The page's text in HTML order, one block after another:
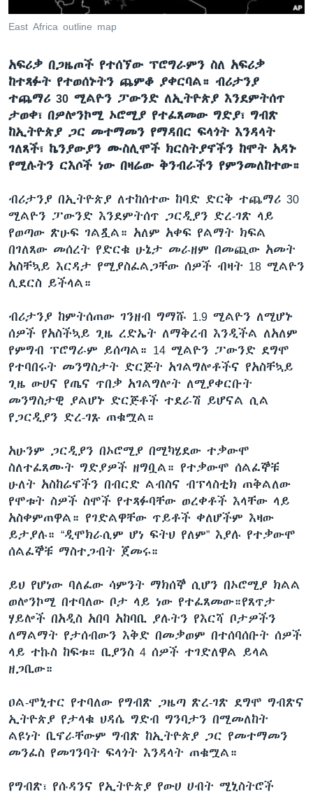
East Africa outline map
አፍሪቃ በጋዜጦች የተሰኘው ፕሮግራምን ስለ አፍሪቃ
ከተጻፉት የተወሰኑትን ጨምቆ ያቀርባል። ብሪታንያ
ተጨማሪ 30 ሚልዮን ፓውንድ ለኢትዮጵያ እንደምትሰጥ
ታወቀ፣ በዎሎንኮሚ ኦሮሚያ የተፈጸመው ግድያ፣ ግብጽ
ከኢትዮጵያ ጋር መተማመን የማዳበር ፍላጎት እንዳላት
ገለጸች፣ ኬንያውያን ሙስሊሞች ክርስትያኖችን ከሞት አዳኑ
የሚሉትን ርእሶች ነው በዛሬው ቅንብራችን የምንመለከተው።
ብሪታንያ በኢትዮጵያ ለተከሰተው ከባድ ድርቅ ተጨማሪ 30
ሚልዮን ፓውንድ እንደምትሰጥ ጋርዲያን ድረ-ገጽ ላይ
የወጣው ጽሁፍ ገልጿል። አለም አቀፍ የልማት ክፍል
በገለጸው መሰረት የድርቁ ሁኔታ መራዘም በመጪው አመት
አስቸኳይ እርዳታ የሚያስፈልጋቸው ሰዎች ብዛት 18 ሚልዮን
ሊደርስ ይችላል።
ብሪታንያ ከምትሰጠው ገንዘብ ግማሹ 1.9 ሚልዮን ለሚሆኑ
ሰዎች የአስችኳይ ጊዜ ረድኤት ለማቅረብ እንዲችል ለአለም
የምግብ ፕሮግራም ይሰጣል። 14 ሚልዮን ፓውንድ ደግሞ
የተባበሩት መንግስታት ድርጅት አገልግሎቶችና የአስቸኳይ
ጊዜ ውሀና የጤና ጥበቃ አገልግሎት ለሚያቀርቡት
መንግስታዊ ያልሆኑ ድርጅቶች ተደራሽ ይሆናል ሲል
የጋርዲያን ድረ-ገጹ ጠቁሟል።
አሁንም ጋርዲያን በኦሮሚያ በሚካሄደው ተቃውሞ
ስለተፈጸሙት ግድያዎች ዘግቧል። የተቃውሞ ሰልፈኞቹ
ሁለት አስከሬኖችን በብርድ ልብስና ብፕላስቲክ ጠቅልለው
የሞቱት ስዎች ስሞች የተጻፉባቸው ወረቀቶች እላቸው ላይ
አስቀምጠዋል። የገድልዋቸው ጥይቶች ቀለሆችም እዛው
ይታያሉ። “ዲሞክራሲም ሆነ ፍትህ የለም” እያሉ የተቃውሞ
ሰልፈኞቹ ማስተጋብት ጀመሩ።
ይህ የሆነው ባለፈው ሳምንት ማክሰኞ ሲሆን በኦሮሚያ ክልል
ወሎንኮሚ በተባለው ቦታ ላይ ነው የተፈጸመው።የጸጥታ
ሃይሎች በአዲስ አበባ አከባቢ ያሉትን የእርሻ ቦታዎችን
ለማልማት የታሰብውን እቅድ በመቃወም በተሰባሰቡት ሰዎች
ላይ ተኩስ ከፍቱ። ቢያንስ 4 ሰዎች ተገድለዋል ይላል
ዘጋቢው።
ዐል-ሞኒተር የተባለው የግብጽ ጋዜጣ ጽረ-ገጽ ደግሞ ግብጽና
ኢትዮጵያ የታላቁ ህዳሴ ግድብ ግንባታን በሚመለከት
ልዩነት ቢኖራቸውም ግብጽ ከኢትዮጵያ ጋር የመተማመን
መንፈስ የመገንባት ፍላጎት እንዳላት ጠቁሟል።
የግብጽ፣ የሱዳንና የኢትዮጵያ የውሀ ሀብት ሚኒስትሮች